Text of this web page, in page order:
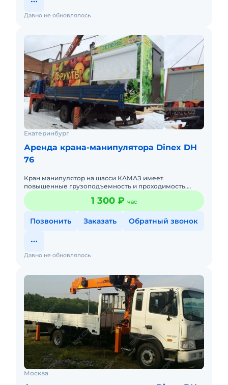
Давно не обновлялось
Екатеринбург
Аренда крана-манипулятора Dinex DH
76
Кран манипулятор на шасси КАМАЗ имеет
повышенные грузоподъемность и проходимость.
Автомобиль может эксплуатироваться как в городе,
так и в условиях бездорожья,
1 300 ₽ час
Позвонить Заказать Обратный звонок
Давно не обновлялось
Москва